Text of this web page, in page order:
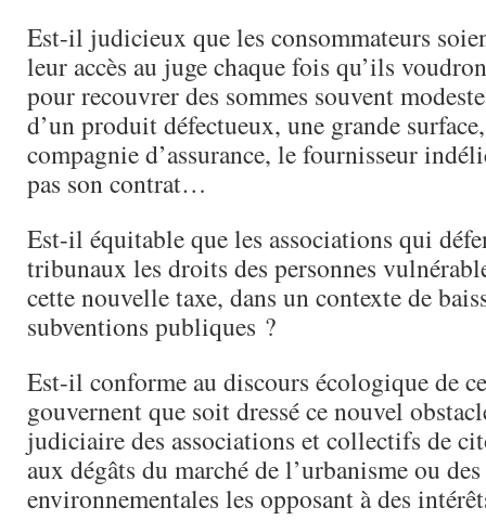
Est-il judicieux que les consommateurs
leur accès au juge chaque fois qu’ils
pour recouvrer des sommes souvent
d’un produit défectueux, une grande
compagnie d’assurance, le fournisseur
pas son contrat…
Est-il équitable que les associations qui
tribunaux les droits des personnes
cette nouvelle taxe, dans un contexte de
subventions publiques ?
Est-il conforme au discours écologique de
gouvernent que soit dressé ce nouvel
judiciaire des associations et collectifs de
aux dégâts du marché de l’urbanisme ou
environnementales les opposant à des